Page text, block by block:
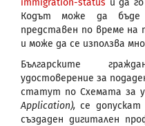
Кодът може да бъде
представен по време на
и може да се използва
Българските
удостоверение за
статут по Схемата за
Application), се
създаден дигитален